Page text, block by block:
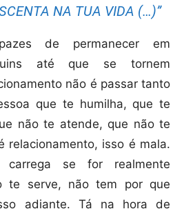
NA TUA VIDA (…)”
de permanecer em
ruins até que se tornem
não é passar tanto
que te humilha, que te
não te atende, que não te
relacionamento, isso é mala.
se for realmente
te serve, não tem por que
adiante. Tá na hora de